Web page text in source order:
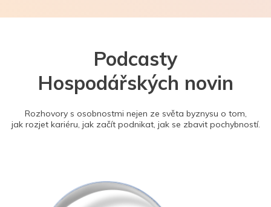
Podcasty
Hospodářských novin
Rozhovory s osobnostmi nejen ze světa byznysu o tom,
jak rozjet kariéru, jak začít podnikat, jak se zbavit pochybností.